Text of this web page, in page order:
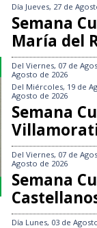
Día Jueves, 27 de
Semana
María del
Del Viernes, 07 de
Agosto de 2026
Del Miércoles, 19 de
Agosto de 2026
Semana
Del Viernes, 07 de
Agosto de 2026
Semana
Día Lunes, 03 de